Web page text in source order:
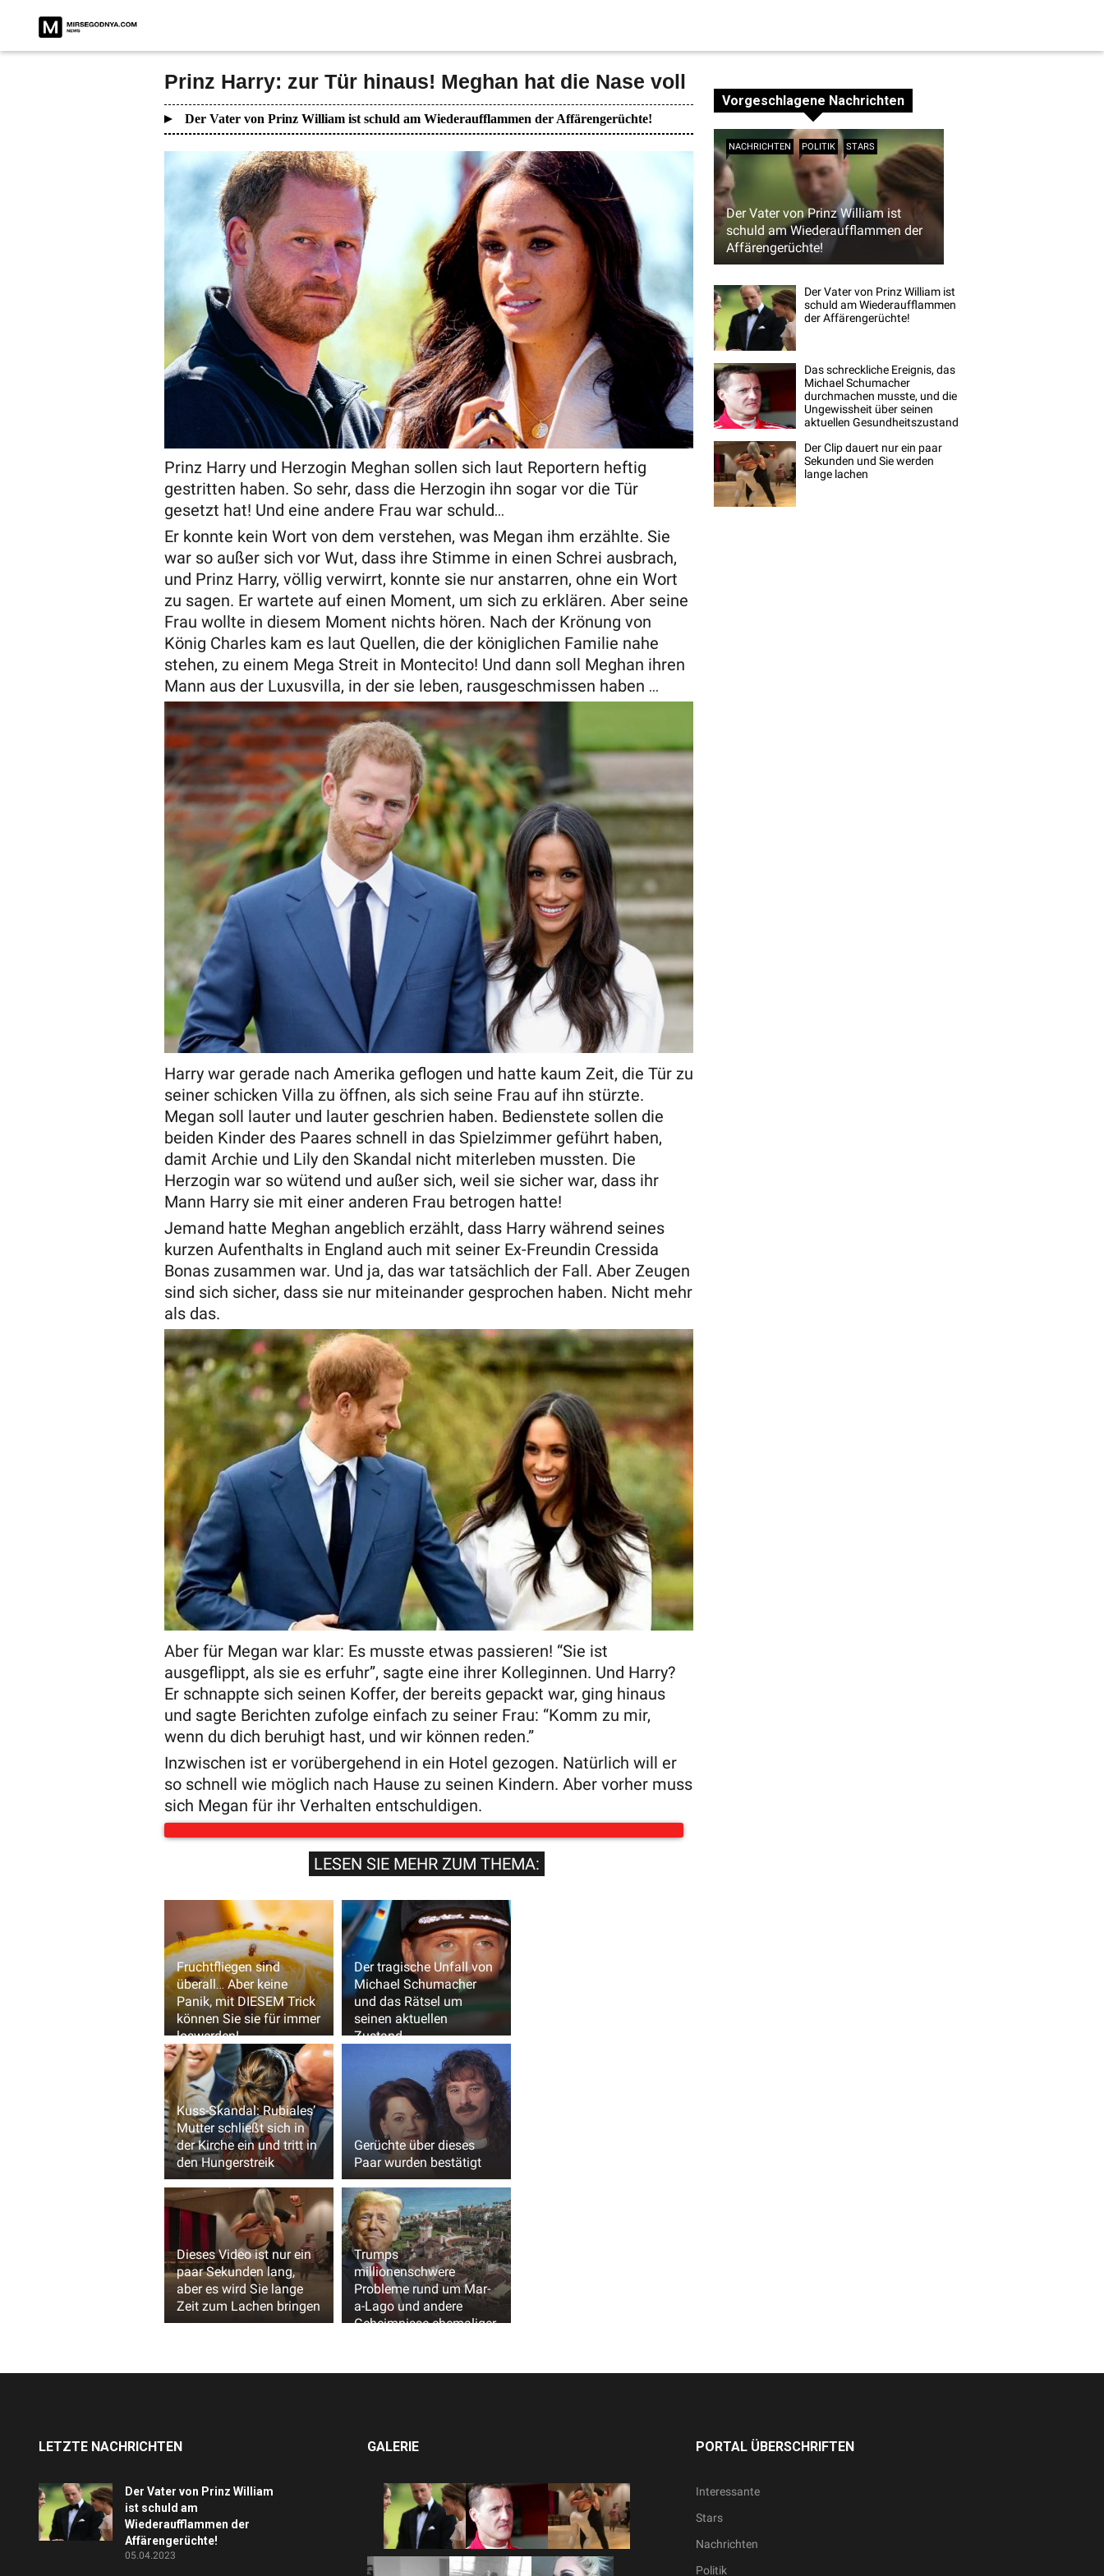
Prinz Harry: zur Tür hinaus! Meghan hat die Nase voll
Der Vater von Prinz William ist schuld am Wiederaufflammen der Affärengerüchte!
Prinz Harry und Herzogin Meghan sollen sich laut Reportern heftig
gestritten haben. So sehr, dass die Herzogin ihn sogar vor die Tür
gesetzt hat! Und eine andere Frau war schuld…
Er konnte kein Wort von dem verstehen, was Megan ihm erzählte. Sie
war so außer sich vor Wut, dass ihre Stimme in einen Schrei ausbrach,
und Prinz Harry, völlig verwirrt, konnte sie nur anstarren, ohne ein Wort
zu sagen. Er wartete auf einen Moment, um sich zu erklären. Aber seine
Frau wollte in diesem Moment nichts hören. Nach der Krönung von
König Charles kam es laut Quellen, die der königlichen Familie nahe
stehen, zu einem Mega Streit in Montecito! Und dann soll Meghan ihren
Mann aus der Luxusvilla, in der sie leben, rausgeschmissen haben …
Harry war gerade nach Amerika geflogen und hatte kaum Zeit, die Tür zu
seiner schicken Villa zu öffnen, als sich seine Frau auf ihn stürzte.
Megan soll lauter und lauter geschrien haben. Bedienstete sollen die
beiden Kinder des Paares schnell in das Spielzimmer geführt haben,
damit Archie und Lily den Skandal nicht miterleben mussten. Die
Herzogin war so wütend und außer sich, weil sie sicher war, dass ihr
Mann Harry sie mit einer anderen Frau betrogen hatte!
Jemand hatte Meghan angeblich erzählt, dass Harry während seines
kurzen Aufenthalts in England auch mit seiner Ex-Freundin Cressida
Bonas zusammen war. Und ja, das war tatsächlich der Fall. Aber Zeugen
sind sich sicher, dass sie nur miteinander gesprochen haben. Nicht mehr
als das.
Aber für Megan war klar: Es musste etwas passieren! “Sie ist
ausgeflippt, als sie es erfuhr”, sagte eine ihrer Kolleginnen. Und Harry?
Er schnappte sich seinen Koffer, der bereits gepackt war, ging hinaus
und sagte Berichten zufolge einfach zu seiner Frau: “Komm zu mir,
wenn du dich beruhigt hast, und wir können reden.”
Inzwischen ist er vorübergehend in ein Hotel gezogen. Natürlich will er
so schnell wie möglich nach Hause zu seinen Kindern. Aber vorher muss
sich Megan für ihr Verhalten entschuldigen.
LESEN SIE MEHR ZUM THEMA:
Fruchtfliegen sind
überall… Aber keine
Panik, mit DIESEM Trick
können Sie sie für immer
loswerden!
Der tragische Unfall von
Michael Schumacher
und das Rätsel um
seinen aktuellen
Zustand
Kuss-Skandal: Rubiales’
Mutter schließt sich in
der Kirche ein und tritt in
den Hungerstreik
Gerüchte über dieses
Paar wurden bestätigt
Dieses Video ist nur ein
paar Sekunden lang,
aber es wird Sie lange
Zeit zum Lachen bringen
Trumps
millionenschwere
Probleme rund um Mar-
a-Lago und andere
Geheimnisse ehemaliger
Vorgeschlagene Nachrichten
Der Vater von Prinz William ist
schuld am Wiederaufflammen der
Affärengerüchte!
NACHRICHTEN POLITIK STARS
Der Vater von Prinz William ist
schuld am Wiederaufflammen
der Affärengerüchte!
Das schreckliche Ereignis, das
Michael Schumacher
durchmachen musste, und die
Ungewissheit über seinen
aktuellen Gesundheitszustand
Der Clip dauert nur ein paar
Sekunden und Sie werden
lange lachen
LETZTE NACHRICHTEN
Der Vater von Prinz William
ist schuld am
Wiederaufflammen der
Affärengerüchte!
05.04.2023
GALERIE PORTAL ÜBERSCHRIFTEN
Interessante
Stars
Nachrichten
Politik